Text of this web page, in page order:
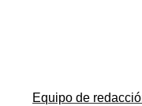
Equipo de